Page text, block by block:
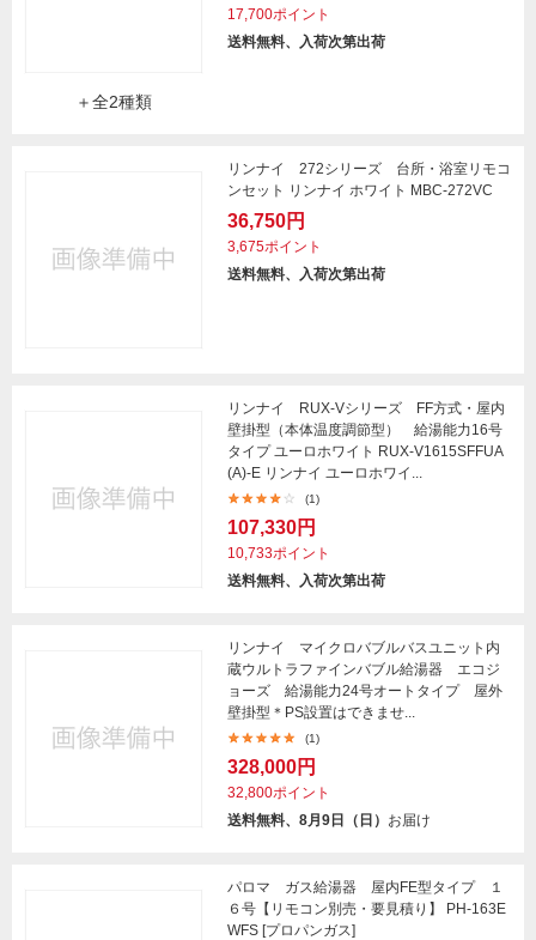
＋全2種類
17,700ポイント
送料無料、入荷次第出荷
リンナイ 272シリーズ 台所・浴室リモコ
ンセット リンナイ ホワイト MBC-272VC
36,750円
3,675ポイント
送料無料、入荷次第出荷
リンナイ RUX-Vシリーズ FF方式・屋内
壁掛型（本体温度調節型） 給湯能力16号
タイプ ユーロホワイト RUX-V1615SFFUA
(A)-E リンナイ ユーロホワイ...
(1)
107,330円
10,733ポイント
送料無料、入荷次第出荷
リンナイ マイクロバブルバスユニット内
蔵ウルトラファインバブル給湯器 エコジ
ョーズ 給湯能力24号オートタイプ 屋外
壁掛型＊PS設置はできませ...
(1)
328,000円
32,800ポイント
送料無料、8月9日（日） お届け
パロマ ガス給湯器 屋内FE型タイプ １
６号【リモコン別売・要見積り】 PH-163E
WFS [プロパンガス]